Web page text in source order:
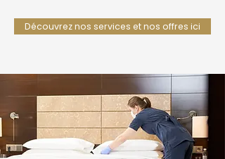
Découvrez nos services et nos offres ici